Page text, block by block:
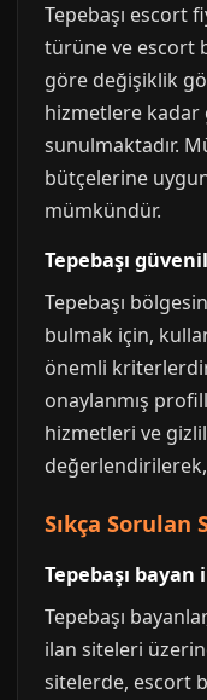
Tepebaşı escort
türüne ve escort
göre değişiklik
hizmetlere kadar
sunulmaktadır.
bütçelerine
mümkündür.
Tepebaşı
Tepebaşı
bulmak için,
önemli
onaylanmış
hizmetleri ve
Sıkça Sorulan
Tepebaşı bayan
Tepebaşı
ilan siteleri
sitelerde, escort